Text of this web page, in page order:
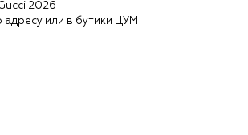
2026
адресу или в бутики ЦУМ